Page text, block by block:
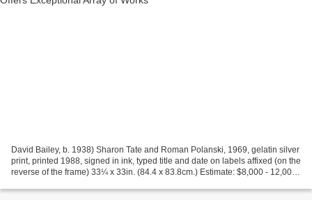
David Bailey, b. 1938) Sharon Tate and Roman Polanski, 1969, gelatin silver
print, printed 1988, signed in ink, typed title and date on labels affixed (on the
reverse of the frame) 33¼ x 33in. (84.4 x 83.8cm.) Estimate: $8,000 - 12,000.